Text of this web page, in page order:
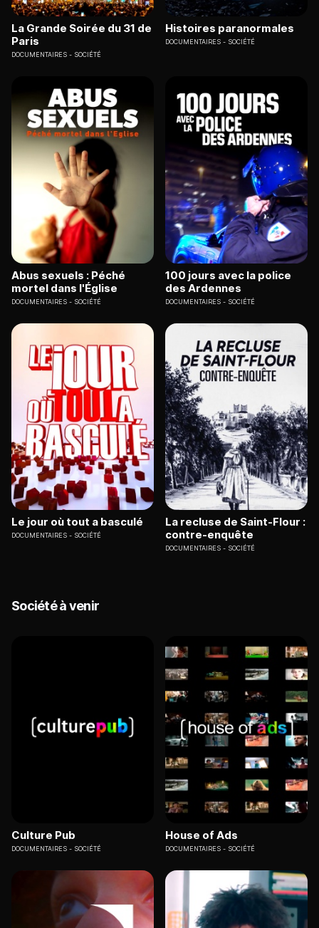
La Grande Soirée du 31 de
Paris
DOCUMENTAIRES SOCIÉTÉ
Histoires paranormales
DOCUMENTAIRES SOCIÉTÉ
Abus sexuels : Péché
mortel dans l'Église
DOCUMENTAIRES SOCIÉTÉ
100 jours avec la police
des Ardennes
DOCUMENTAIRES SOCIÉTÉ
Le jour où tout a basculé
DOCUMENTAIRES SOCIÉTÉ
La recluse de Saint-Flour :
contre-enquête
DOCUMENTAIRES SOCIÉTÉ
Société à venir
Culture Pub
DOCUMENTAIRES SOCIÉTÉ
House of Ads
DOCUMENTAIRES SOCIÉTÉ